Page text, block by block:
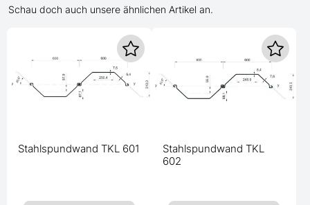
Schau doch auch unsere ähnlichen Artikel an.
Stahlspundwand TKL 601
Stahlspundwand TKL
602